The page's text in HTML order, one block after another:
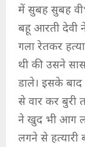
में सुबह सुबह
बहू आरती देवी
गला रेतकर
थी की उसने
डाले। इसके
से वार कर बुरी
ने खुद भी आग
लगने से हत्यारी